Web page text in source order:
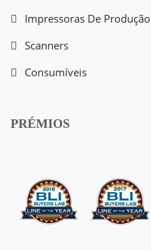
Impressoras De Produção
Scanners
Consumíveis
PRÉMIOS